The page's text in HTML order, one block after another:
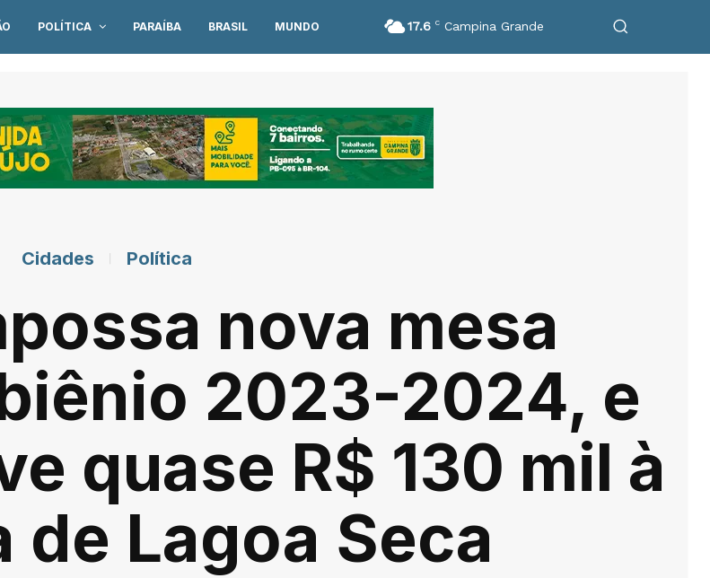
POLÍTICA PARAÍBA BRASIL MUNDO 17.6 C Campina Grande
Cidades Política
nova mesa
2023-2024, e
quase R$ 130 mil à
de Lagoa Seca